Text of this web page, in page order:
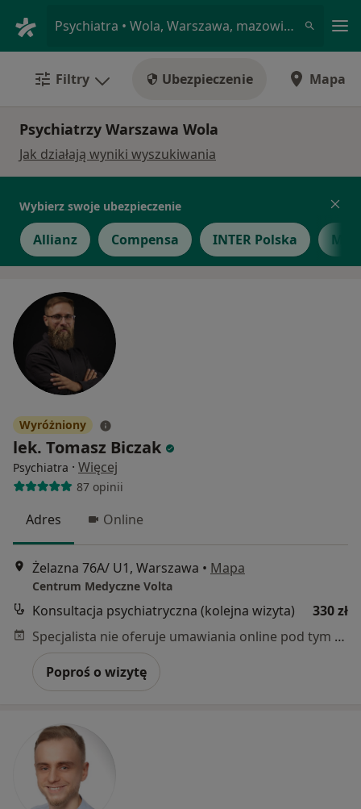
Psychiatra • Wola, Warszawa, mazowieckie
Filtry Ubezpieczenie Mapa
Psychiatrzy Warszawa Wola
Jak działają wyniki wyszukiwania
Wybierz swoje ubezpieczenie
Allianz Compensa INTER Polska
Wyróżniony
lek. Tomasz Biczak
Psychiatra · Więcej
87 opinii
Adres Online
Żelazna 76A/ U1, Warszawa • Mapa
Centrum Medyczne Volta
Konsultacja psychiatryczna (kolejna wizyta)
330 zł
Specjalista nie oferuje umawiania online pod tym adresem.
Poproś o wizytę